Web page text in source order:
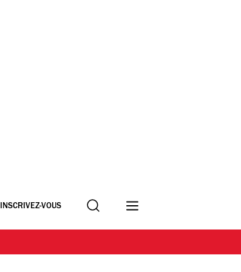
INSCRIVEZ-VOUS Recherche